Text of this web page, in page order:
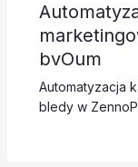
bvOum
Automatyzacja
bledy w